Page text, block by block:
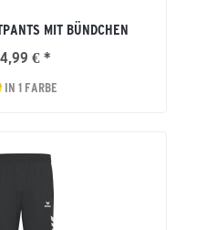
MIT BÜNDCHEN
€ *
IN 1 FARBE